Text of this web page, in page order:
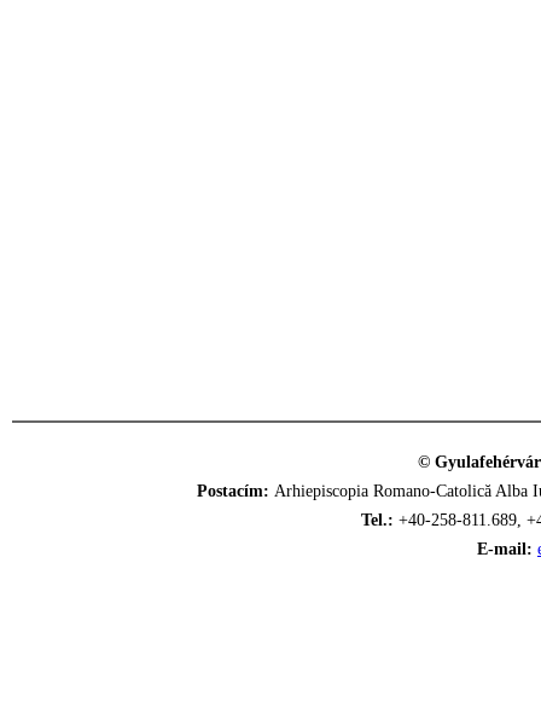
©
Postacím: Arhiepiscopia Romano-Catolică
Tel.: +40-258-811.689,
E-mail: